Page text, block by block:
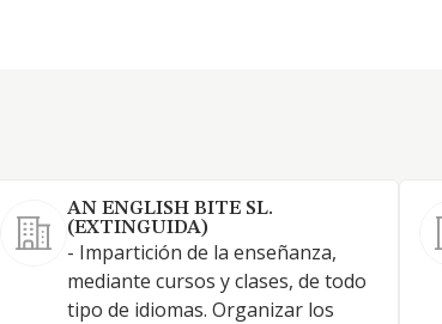
AN ENGLISH BITE SL.
(EXTINGUIDA)
- Impartición de la enseñanza,
mediante cursos y clases, de todo
tipo de idiomas. Organizar los